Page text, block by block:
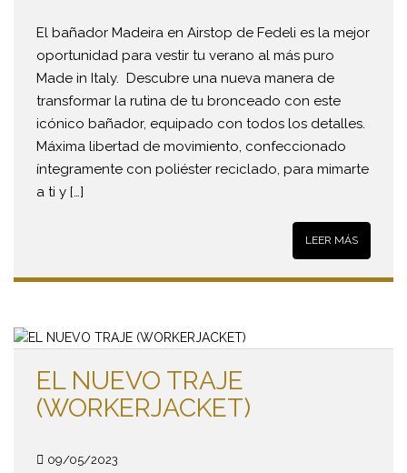
El bañador Madeira en Airstop de Fedeli es la mejor
oportunidad para vestir tu verano al más puro
Made in Italy. Descubre una nueva manera de
transformar la rutina de tu bronceado con este
icónico bañador, equipado con todos los detalles.
Máxima libertad de movimiento, confeccionado
íntegramente con poliéster reciclado, para mimarte
a ti y […]
LEER MÁS
EL NUEVO TRAJE
(WORKERJACKET)
09/05/2023